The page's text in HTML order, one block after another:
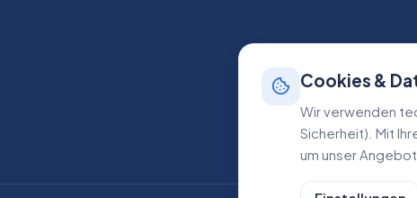
Cookies &
Wir verwenden
Sicherheit). Mit
um unser